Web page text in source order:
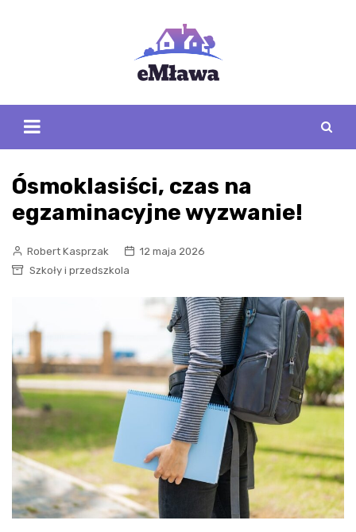
Ósmoklasiści, czas na
egzaminacyjne wyzwanie!
Robert Kasprzak
12 maja 2026
Szkoły i przedszkola